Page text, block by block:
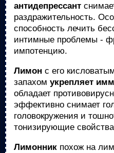
антидепрессант
раздражительность.
способность лечить
интимные проблемы -
импотенцию.
Лимон с его
запахом укрепляет
обладает
эффективно снимает
головокружения и
тонизирующие
Лимонник похож на